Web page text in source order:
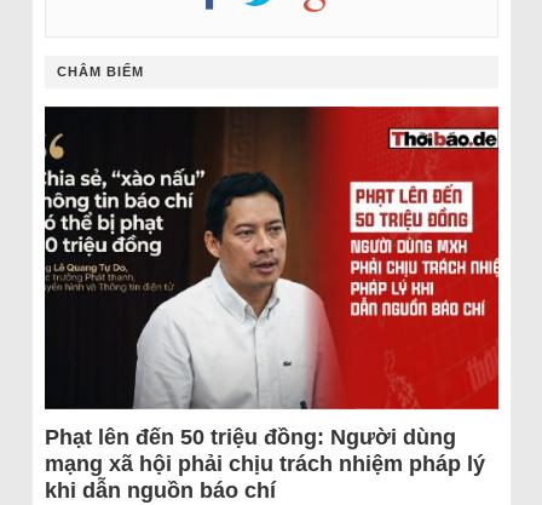
CHÂM BIẾM
Phạt lên đến 50 triệu đồng: Người dùng
mạng xã hội phải chịu trách nhiệm pháp lý
khi dẫn nguồn báo chí